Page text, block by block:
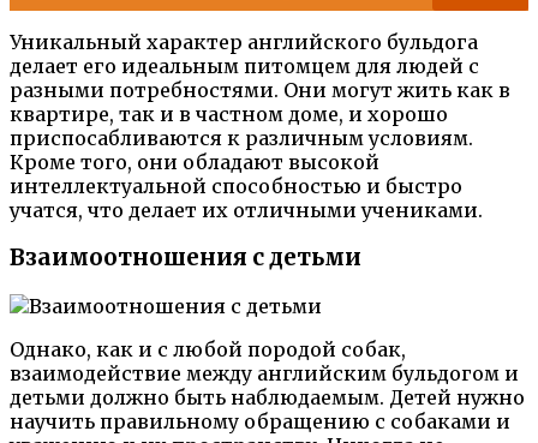
Уникальный характер английского бульдога
делает его идеальным питомцем для людей с
разными потребностями. Они могут жить как в
квартире, так и в частном доме, и хорошо
приспосабливаются к различным условиям.
Кроме того, они обладают высокой
интеллектуальной способностью и быстро
учатся, что делает их отличными учениками.
Взаимоотношения с детьми
Однако, как и с любой породой собак,
взаимодействие между английским бульдогом и
детьми должно быть наблюдаемым. Детей нужно
научить правильному обращению с собаками и